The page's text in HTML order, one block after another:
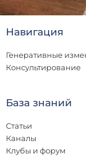
Навигация
Генеративные
Консультирование
База знаний
Статьи
Каналы
Клубы и форум